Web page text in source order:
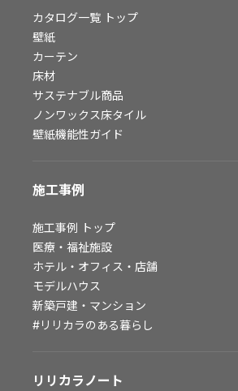
よくあるご質問
非住宅案件に関するお問い合わせ
事業紹介
スペースソリューション事業
ファシリティソリューション事業
不動産投資開発事業
会社情報
採用情報
カタログ一覧 トップ
壁紙
カーテン
床材
サステナブル商品
ノンワックス床タイル
壁紙機能性ガイド
施工事例
施工事例 トップ
医療・福祉施設
ホテル・オフィス・店舗
モデルハウス
新築戸建・マンション
#リリカラのある暮らし
リリカラノート